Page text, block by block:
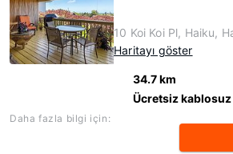
10 Koi Koi Pl, Haiku,
Haritayı göster
34.7 km
Ücretsiz
Daha fazla bilgi için: